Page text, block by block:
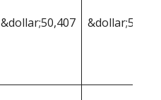
&dollar;50,407